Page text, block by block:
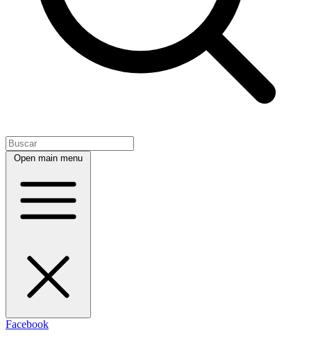
Open main menu
Facebook